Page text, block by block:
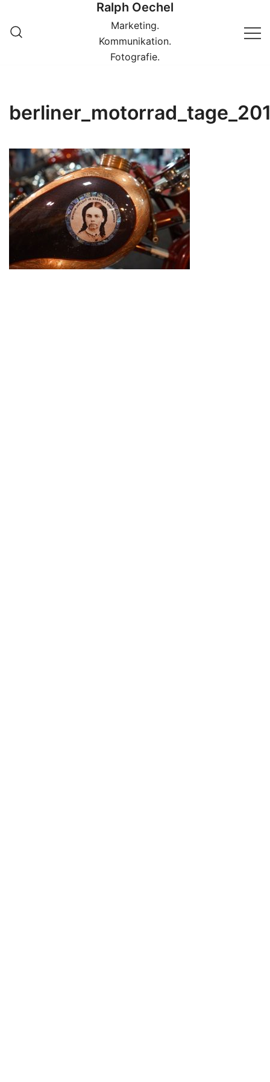
zum
Inhalt
Ralph Oechel
Marketing.
Kommunikation.
Fotografie.